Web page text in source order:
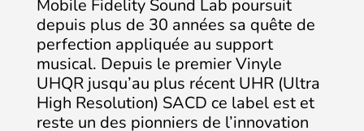
Mobile Fidelity Sound Lab poursuit
depuis plus de 30 années sa quête de
perfection appliquée au support
musical. Depuis le premier Vinyle
UHQR jusqu’au plus récent UHR (Ultra
High Resolution) SACD ce label est et
reste un des pionniers de l’innovation